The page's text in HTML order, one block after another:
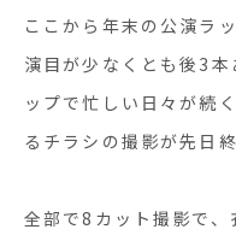
ここから年末の公演ラ
演目が少なくとも後3
ップで忙しい日々が続
るチラシの撮影が先日
全部で8カット撮影で、